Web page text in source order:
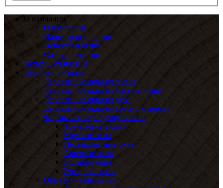
О компании
О компании
Наше производство
Новости и акции
Сотрудничество
Почему WOODER
Деревянные окна
Деревянные окна из сосны
Деревянные окна из лиственницы
Деревянные окна из дуба
Деревянные окна из красного дерева
Формы и конфигурации окон
Треугольные окна
Круглые окна
Нестандартные окна
Арочные окна
Большие окна
Эркерные окна
Окна по назначению